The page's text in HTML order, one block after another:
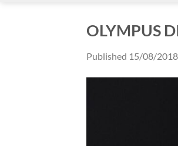
OLYMPUS
Published 15/08/2018